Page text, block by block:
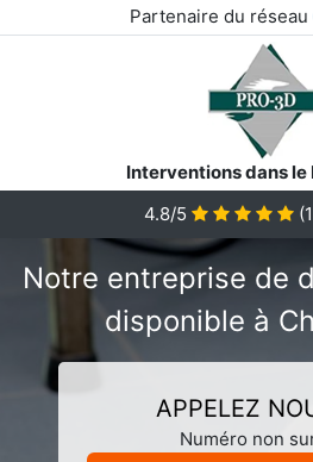
Partenaire du réseau
Interventions dans le
4.8/5
(
Notre entreprise de
disponible à
APPELEZ
Numéro non